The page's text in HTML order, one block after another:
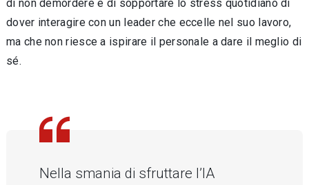
di non demor­dere e di sopportare lo stress quotidiano di
do­ver interagire con un leader che eccelle nel suo lavoro,
ma che non riesce a ispirare il personale a dare il meglio di
sé.
Nella smania di sfruttare l’IA